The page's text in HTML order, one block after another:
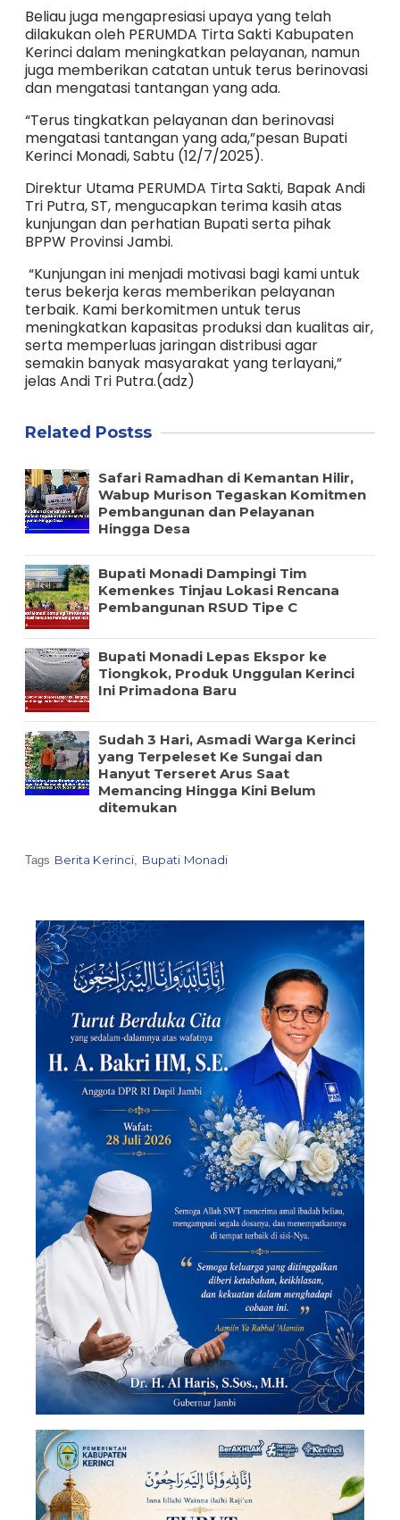
Beliau juga mengapresiasi upaya yang telah
dilakukan oleh PERUMDA Tirta Sakti Kabupaten
Kerinci dalam meningkatkan pelayanan, namun
juga memberikan catatan untuk terus berinovasi
dan mengatasi tantangan yang ada.
“Terus tingkatkan pelayanan dan berinovasi
mengatasi tantangan yang ada,”pesan Bupati
Kerinci Monadi, Sabtu (12/7/2025).
Direktur Utama PERUMDA Tirta Sakti, Bapak Andi
Tri Putra, ST, mengucapkan terima kasih atas
kunjungan dan perhatian Bupati serta pihak
BPPW Provinsi Jambi.
“Kunjungan ini menjadi motivasi bagi kami untuk
terus bekerja keras memberikan pelayanan
terbaik. Kami berkomitmen untuk terus
meningkatkan kapasitas produksi dan kualitas air,
serta memperluas jaringan distribusi agar
semakin banyak masyarakat yang terlayani,”
jelas Andi Tri Putra.(adz)
Related Postss
Safari Ramadhan di Kemantan Hilir,
Wabup Murison Tegaskan Komitmen
Pembangunan dan Pelayanan
Hingga Desa
Bupati Monadi Dampingi Tim
Kemenkes Tinjau Lokasi Rencana
Pembangunan RSUD Tipe C
Bupati Monadi Lepas Ekspor ke
Tiongkok, Produk Unggulan Kerinci
Ini Primadona Baru
Sudah 3 Hari, Asmadi Warga Kerinci
yang Terpeleset Ke Sungai dan
Hanyut Terseret Arus Saat
Memancing Hingga Kini Belum
ditemukan
Tags Berita Kerinci Bupati Monadi